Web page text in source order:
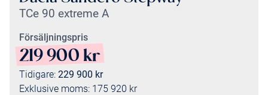
TCe 90 extreme A
Försäljningspris
219 900 kr
Tidigare: 229 900 kr
Exklusive moms: 175 920 kr